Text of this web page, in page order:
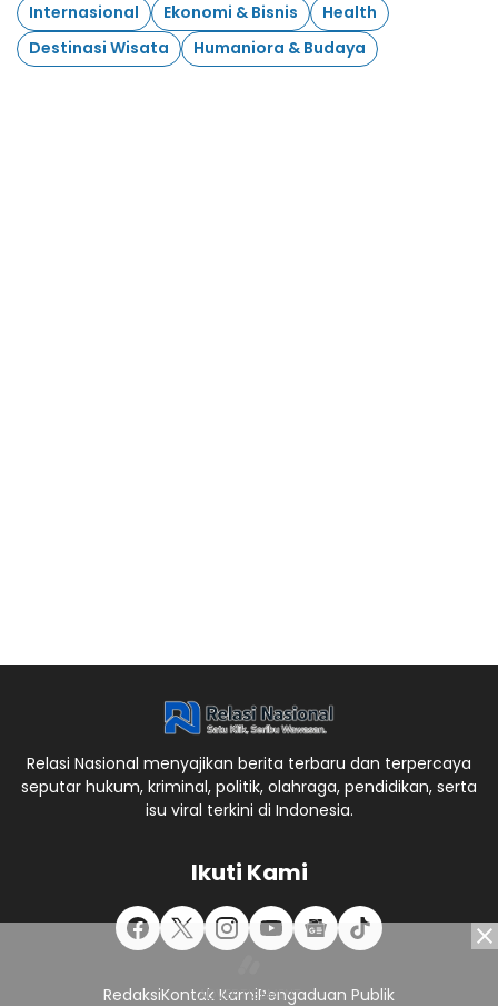
Internasional
Ekonomi & Bisnis
Health
Destinasi Wisata
Humaniora & Budaya
Relasi Nasional menyajikan berita terbaru dan terpercaya
seputar hukum, kriminal, politik, olahraga, pendidikan, serta
isu viral terkini di Indonesia.
Ikuti Kami
RedaksiKontak KamiPengaduan Publik